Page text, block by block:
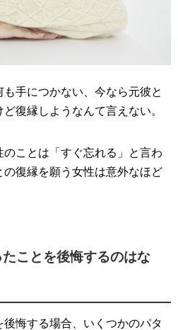
手につかない、今なら元彼と
復縁しようなんて言えない。
ことは「すぐ忘れる」と言わ
復縁を願う女性は意外なほど
ことを後悔するのはな
悔する場合、いくつかのパタ